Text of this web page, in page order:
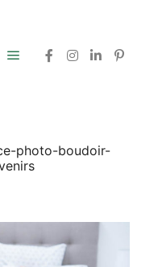
photo-boudoir-